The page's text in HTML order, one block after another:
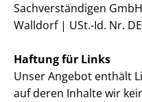
Sach­ver­stän­di­gen
Walldorf | USt.-Id. Nr.
Haftung für Links
Unser Angebot enthält
auf deren Inhalte wir